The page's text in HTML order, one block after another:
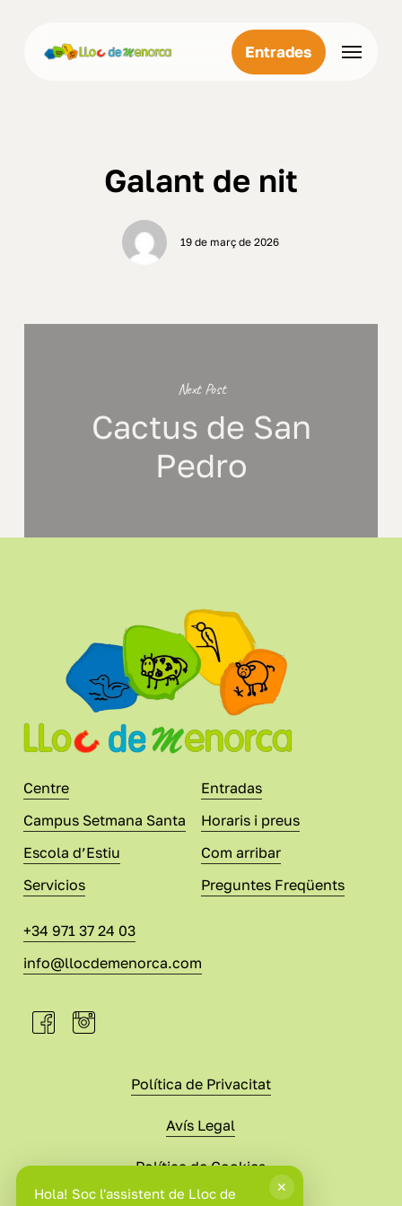
Entrades Menu
Galant de nit
19 de març de 2026
Next Post
Cactus de San
Pedro
Centre
Campus Setmana Santa
Escola d’Estiu
Servicios
Entradas
Horaris i preus
Com arribar
Preguntes Freqüents
+34 971 37 24 03
info@llocdemenorca.com
Política de Privacitat
Avís Legal
Política de Cookies